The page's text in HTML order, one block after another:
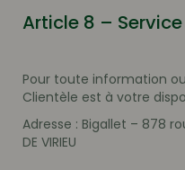
Article 8 –
Pour toute information
Clientèle est à votre
Adresse : Bigallet – 878
DE VIRIEU